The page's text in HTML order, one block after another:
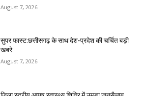
August 7, 2026
सुपर फास्ट:छत्तीसगढ़ के साथ देश-प्रदेश की चर्चित बड़ी
खबरे
August 7, 2026